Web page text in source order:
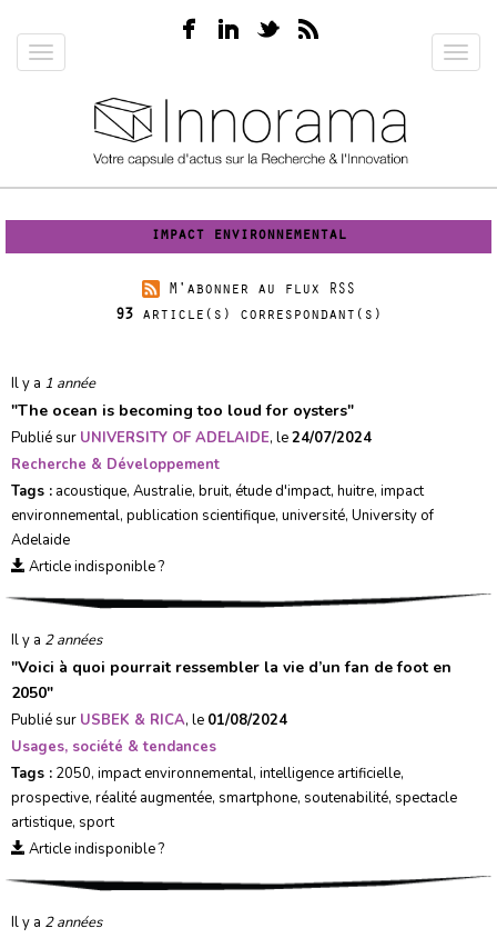
au
contenuToggle
impact environnemental
M'abonner au flux RSS
93 article(s) correspondant(s)
Il y a 1 année
"The ocean is becoming too loud for oysters"
Publié sur UNIVERSITY OF ADELAIDE, le24/07/2024
Recherche & Développement
Tags : acoustique, Australie, bruit, étude d'impact, huitre, impact
environnemental, publication scientifique, université, University of
Adelaide
Article indisponible ?
Il y a 2 années
"Voici à quoi pourrait ressembler la vie d’un fan de foot en
2050"
Publié sur USBEK & RICA, le 01/08/2024
Usages, société & tendances
Tags : 2050, impact environnemental, intelligence artificielle,
prospective, réalité augmentée, smartphone, soutenabilité, spectacle
artistique, sport
Article indisponible ?
Il y a 2 années